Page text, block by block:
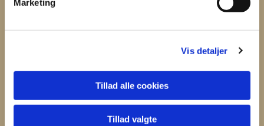
Marketing
Vis detaljer
Tillad alle cookies
Tillad valgte